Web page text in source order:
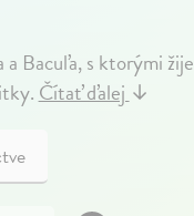
Bacuľa, s ktorými
Čítať ďalej↓